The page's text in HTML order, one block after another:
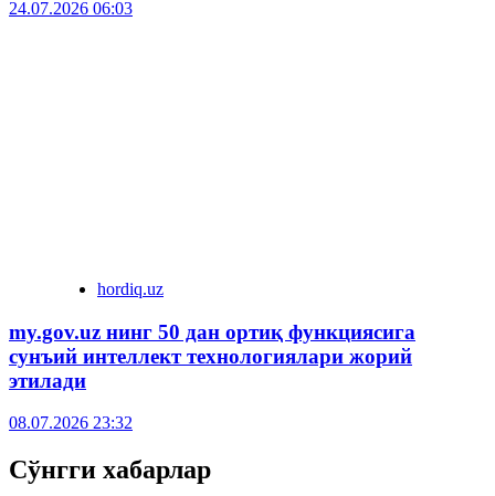
24.07.2026 06:03
hordiq.uz
my.gov.uz нинг 50 дан ортиқ функциясига
сунъий интеллект технологиялари жорий
этилади
08.07.2026 23:32
Сўнгги хабарлар